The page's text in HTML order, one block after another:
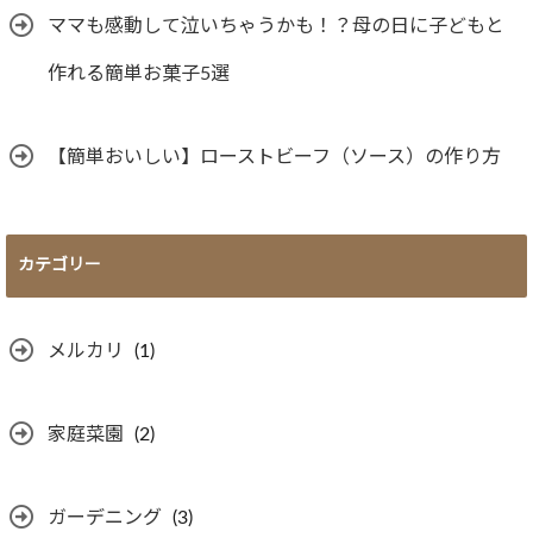
ママも感動して泣いちゃうかも！？母の日に子どもと
作れる簡単お菓子5選
【簡単おいしい】ローストビーフ（ソース）の作り方
カテゴリー
メルカリ (1)
家庭菜園 (2)
ガーデニング (3)